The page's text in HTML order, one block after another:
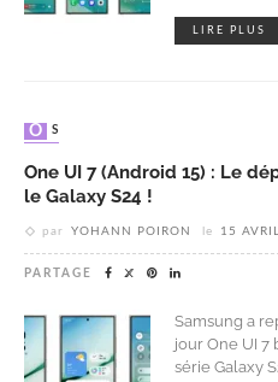
LIRE PLUS
OS
One UI 7 (Android 15) : Le
le Galaxy S24 !
par YOHANN POIRON le 15
PARTAGE
Samsung a
jour One UI 7
série Galaxy